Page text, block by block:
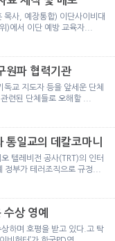
목사, 예장통합) 이단사이비대
)에서 이단 예방 교육자...
원파 협력기관
교 지도자 등을 앞세운 단체
련된 단체들로 오해할 ...
통일교의 데칼코마니
텔레비전 공사(TRT)의 인터
부가 테러조직으로 규정...
수상 영예
상하며 호평을 받고 있다.고 탁